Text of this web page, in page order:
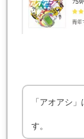
「アオアシ
す。